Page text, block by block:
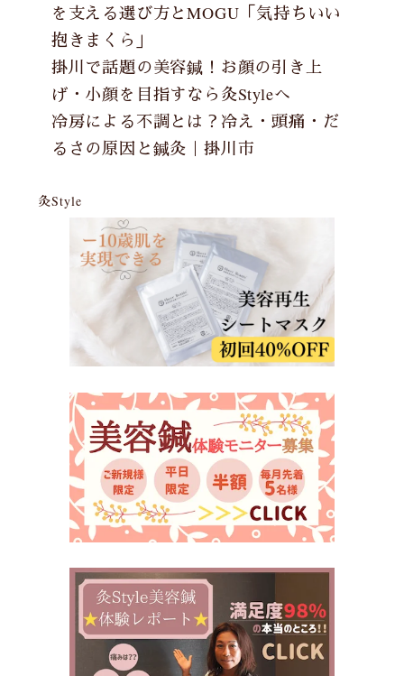
を支える選び方とMOGU「気持ちいい
抱きまくら」
掛川で話題の美容鍼！お顔の引き上
げ・小顔を目指すなら灸Styleへ
冷房による不調とは？冷え・頭痛・だ
るさの原因と鍼灸｜掛川市
灸Style